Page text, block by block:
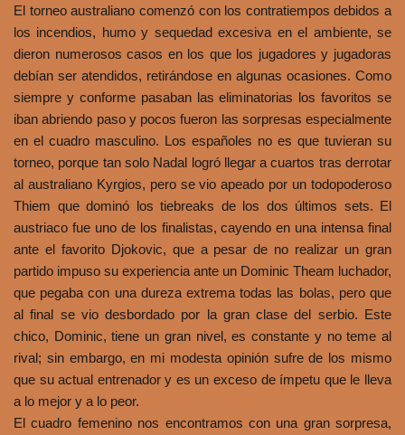
El torneo australiano comenzó con los contratiempos debidos a
los incendios, humo y sequedad excesiva en el ambiente, se
dieron numerosos casos en los que los jugadores y jugadoras
debían ser atendidos, retirándose en algunas ocasiones. Como
siempre y conforme pasaban las eliminatorias los favoritos se
iban abriendo paso y pocos fueron las sorpresas especialmente
en el cuadro masculino. Los españoles no es que tuvieran su
torneo, porque tan solo Nadal logró llegar a cuartos tras derrotar
al australiano Kyrgios, pero se vio apeado por un todopoderoso
Thiem que dominó los tiebreaks de los dos últimos sets. El
austriaco fue uno de los finalistas, cayendo en una intensa final
ante el favorito Djokovic, que a pesar de no realizar un gran
partido impuso su experiencia ante un Dominic Theam luchador,
que pegaba con una dureza extrema todas las bolas, pero que
al final se vio desbordado por la gran clase del serbio. Este
chico, Dominic, tiene un gran nivel, es constante y no teme al
rival; sin embargo, en mi modesta opinión sufre de los mismo
que su actual entrenador y es un exceso de ímpetu que le lleva
a lo mejor y a lo peor.
El cuadro femenino nos encontramos con una gran sorpresa,